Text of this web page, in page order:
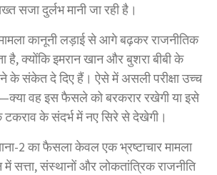
सजा दुर्लभ मानी जा रही है।
कानूनी लड़ाई से आगे बढ़कर राजनीतिक
क्योंकि इमरान खान और बुशरा बीबी के
के संकेत दे दिए हैं। ऐसे में असली परीक्षा उच्च
वह इस फैसले को बरकरार रखेगी या इसे
टकराव के संदर्भ में नए सिरे से देखेगी।
2 का फैसला केवल एक भ्रष्टाचार मामला
में सत्ता, संस्थानों और लोकतांत्रिक राजनीति